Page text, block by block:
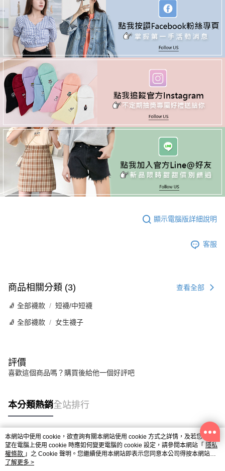
顯示電腦版詳細說明
客服
商品相關分類 (3) 查看全部
🧦 全部襪款 短襪/中短襪
🧦 全部襪款 女生襪子
評價
喜歡這個商品嗎？購買後給他一個好評吧
本分類熱銷全站排行
熱門標籤
本網站中使用 cookie，欲查詢有關本網站使用 cookie 方式之詳情，及若您不希
望在電腦上使用 cookie 時應如何變更電腦的 cookie 設定，請參閱本網站「 隱私
權條款 」之 Cookie 聲明。您繼續使用本網站即表示您同意本公司得按本網站使
用條款之 Cookie 聲明使用 cookie。
了解更多 >